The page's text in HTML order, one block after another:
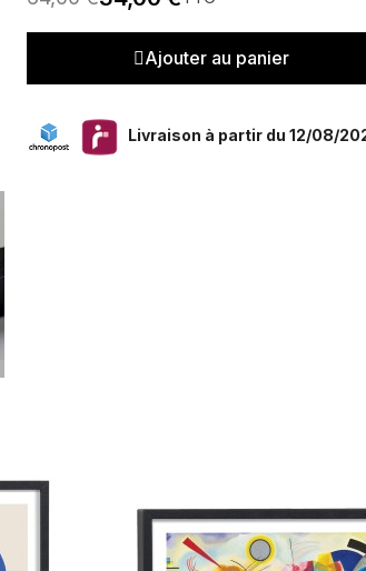
Ajouter au panier
Livraison à partir du 12/08/